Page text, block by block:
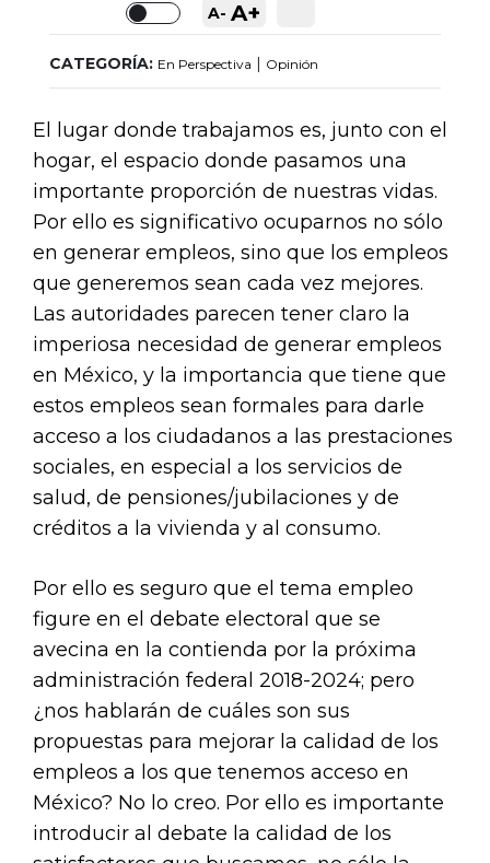
Toggle
A- A+
CATEGORÍA: En Perspectiva | Opinión
El lugar donde trabajamos es, junto con el
hogar, el espacio donde pasamos una
importante proporción de nuestras vidas.
Por ello es significativo ocuparnos no sólo
en generar empleos, sino que los empleos
que generemos sean cada vez mejores.
Las autoridades parecen tener claro la
imperiosa necesidad de generar empleos
en México, y la importancia que tiene que
estos empleos sean formales para darle
acceso a los ciudadanos a las prestaciones
sociales, en especial a los servicios de
salud, de pensiones/jubilaciones y de
créditos a la vivienda y al consumo.
Por ello es seguro que el tema empleo
figure en el debate electoral que se
avecina en la contienda por la próxima
administración federal 2018-2024; pero
¿nos hablarán de cuáles son sus
propuestas para mejorar la calidad de los
empleos a los que tenemos acceso en
México? No lo creo. Por ello es importante
introducir al debate la calidad de los